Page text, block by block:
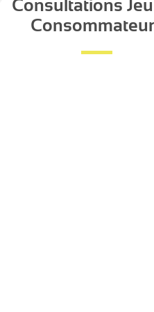
Consultations